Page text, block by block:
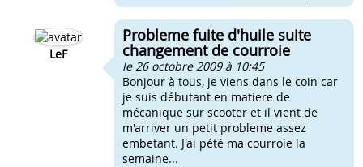
LeF
Probleme fuite d'huile suite
changement de courroie
le 26 octobre 2009 à 10:45
Bonjour à tous, je viens dans le coin car
je suis débutant en matiere de
mécanique sur scooter et il vient de
m'arriver un petit probleme assez
embetant. J'ai pété ma courroie la
semaine...